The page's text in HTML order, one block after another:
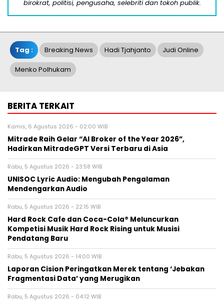
birokrat, politisi, pengusaha, selebriti dan tokoh publik.
Tag : Breaking News Hadi Tjahjanto Judi Online
Menko Polhukam
BERITA TERKAIT
Kamis, 6 Agustus 2026 - 02:00 WIB
Mitrade Raih Gelar “AI Broker of the Year 2026”,
Hadirkan MitradeGPT Versi Terbaru di Asia
Rabu, 5 Agustus 2026 - 23:58 WIB
UNISOC Lyric Audio: Mengubah Pengalaman
Mendengarkan Audio
Rabu, 5 Agustus 2026 - 22:15 WIB
Hard Rock Cafe dan Coca-Cola® Meluncurkan
Kompetisi Musik Hard Rock Rising untuk Musisi
Pendatang Baru
Rabu, 5 Agustus 2026 - 14:00 WIB
Laporan Cision Peringatkan Merek tentang ‘Jebakan
Fragmentasi Data’ yang Merugikan
Rabu, 5 Agustus 2026 - 04:12 WIB